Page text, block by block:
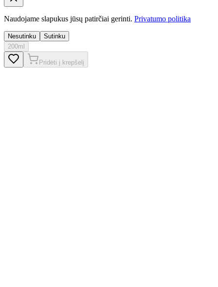
Naudojame slapukus jūsų patirčiai gerinti. Privatumo politika
Nesutinku
Sutinku
200ml
Pridėti į krepšelį